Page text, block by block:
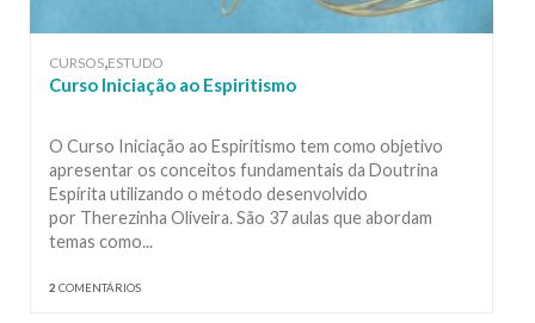
CURSOS,ESTUDO
Curso Iniciação ao Espiritismo
O Curso Iniciação ao Espiritismo tem como objetivo
apresentar os conceitos fundamentais da Doutrina
Espírita utilizando o método desenvolvido
por Therezinha Oliveira. São 37 aulas que abordam
temas como...
2 COMENTÁRIOS